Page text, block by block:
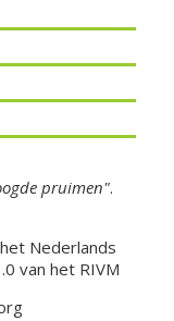
pruimen".
Nederlands
van het RIVM